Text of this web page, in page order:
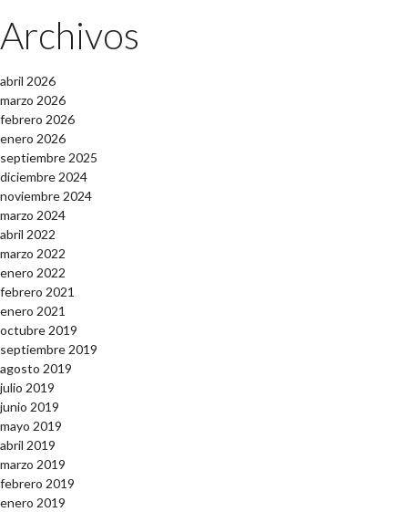
Archivos
abril 2026
marzo 2026
febrero 2026
enero 2026
septiembre 2025
diciembre 2024
noviembre 2024
marzo 2024
abril 2022
marzo 2022
enero 2022
febrero 2021
enero 2021
octubre 2019
septiembre 2019
agosto 2019
julio 2019
junio 2019
mayo 2019
abril 2019
marzo 2019
febrero 2019
enero 2019